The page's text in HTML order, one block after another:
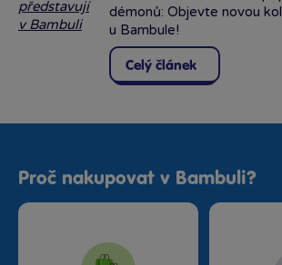
démonů: Objevte novou
u Bambule!
Celý článek
Proč nakupovat v Bambuli?